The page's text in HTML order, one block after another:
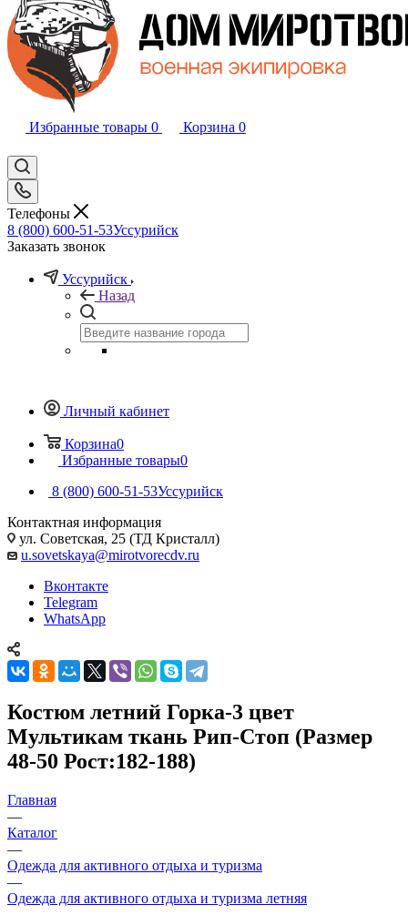
Избранные товары 0 Корзина 0
Телефоны
8 (800) 600-51-53Уссурийск
Заказать звонок
Уссурийск
Назад
Личный кабинет
Корзина0
Избранные товары0
8 (800) 600-51-53Уссурийск
Контактная информация
ул. Советская, 25 (ТД Кристалл)
u.sovetskaya@mirotvorecdv.ru
Вконтакте
Telegram
WhatsApp
Костюм летний Горка-3 цвет
Мультикам ткань Рип-Стоп (Размер
48-50 Рост:182-188)
Главная
—
Каталог
—
Одежда для активного отдыха и туризма
—
Одежда для активного отдыха и туризма летняя